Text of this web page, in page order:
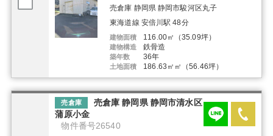
売倉庫 静岡県 静岡市駿河区丸子
東海道線 安倍川駅 48分
建物面積 116.00㎡（35.09坪）
建物構造 鉄骨造
築年数 36年
土地面積 186.63㎡㎡（56.46坪）
売倉庫
売倉庫 静岡県 静岡市清水区
蒲原小金
物件番号26540